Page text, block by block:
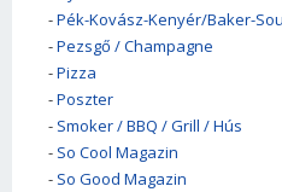
-Pék-Kovász-Kenyér/Baker-
-Pezsgő / Champagne
-Pizza
-Poszter
- Smoker / BBQ / Grill / Hús
- So Cool Magazin
- So Good Magazin